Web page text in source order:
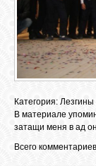
Категория: Лезгины
В материале
затащи меня в ад
Всего